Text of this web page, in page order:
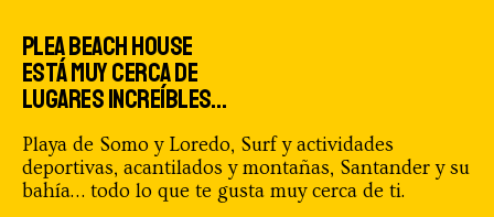
1:21 min.
Presentación PLEA Surf School
44 sec.
PLEA BEACH HOUSE
ESTÁ MUY CERCA DE
LUGARES INCREÍBLES…
Playa de Somo y Loredo, Surf y actividades
deportivas, acantilados y montañas, Santander y su
bahía… todo lo que te gusta muy cerca de ti.